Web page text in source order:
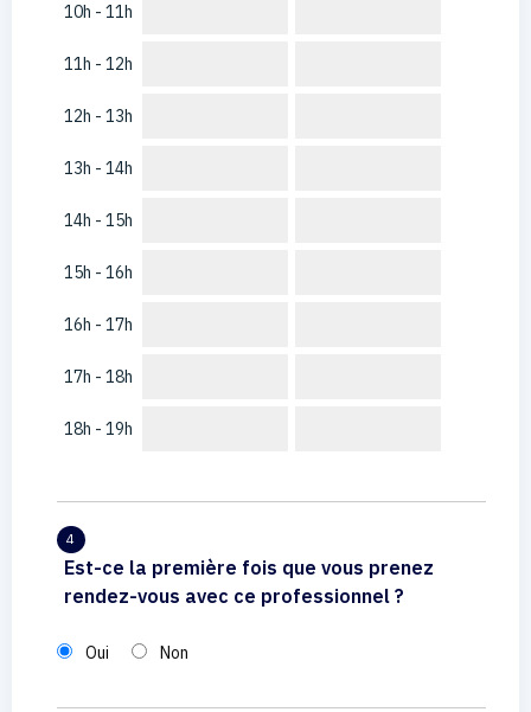
10h - 11h
11h - 12h
12h - 13h
13h - 14h
14h - 15h
15h - 16h
16h - 17h
17h - 18h
18h - 19h
4
Est-ce la première fois que vous prenez
rendez-vous avec ce professionnel ?
Oui Non